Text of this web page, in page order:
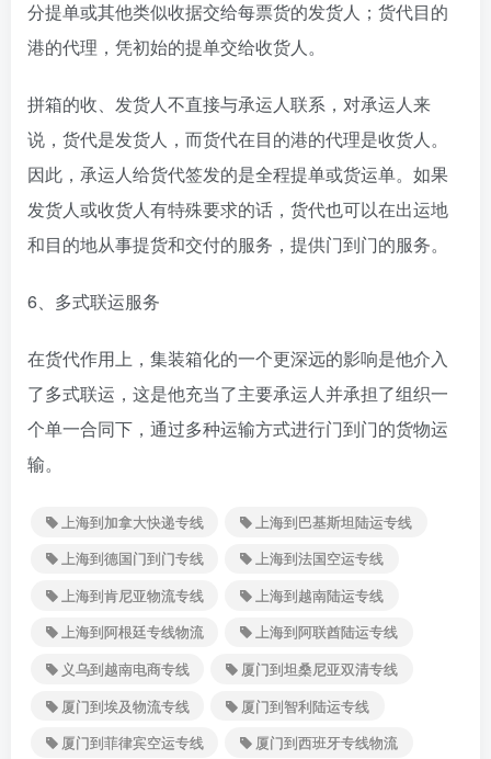
分提单或其他类似收据交给每票货的发货人；货代目的
港的代理，凭初始的提单交给收货人。
拼箱的收、发货人不直接与承运人联系，对承运人来
说，货代是发货人，而货代在目的港的代理是收货人。
因此，承运人给货代签发的是全程提单或货运单。如果
发货人或收货人有特殊要求的话，货代也可以在出运地
和目的地从事提货和交付的服务，提供门到门的服务。
6、多式联运服务
在货代作用上，集装箱化的一个更深远的影响是他介入
了多式联运，这是他充当了主要承运人并承担了组织一
个单一合同下，通过多种运输方式进行门到门的货物运
输。
上海到加拿大快递专线
上海到巴基斯坦陆运专线
上海到德国门到门专线
上海到法国空运专线
上海到肯尼亚物流专线
上海到越南陆运专线
上海到阿根廷专线物流
上海到阿联酋陆运专线
义乌到越南电商专线
厦门到坦桑尼亚双清专线
厦门到埃及物流专线
厦门到智利陆运专线
厦门到菲律宾空运专线
厦门到西班牙专线物流